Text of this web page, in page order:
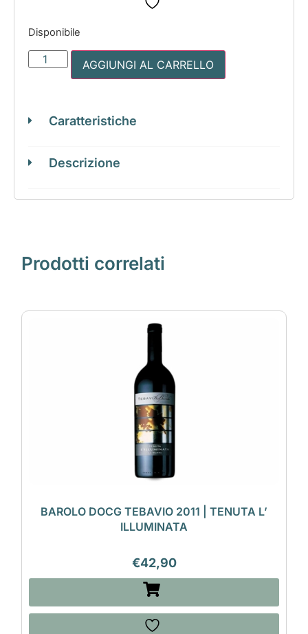
Disponibile
AGGIUNGI AL CARRELLO
Caratteristiche
Descrizione
Prodotti correlati
BAROLO DOCG TEBAVIO 2011 | TENUTA L’
ILLUMINATA
€42,90